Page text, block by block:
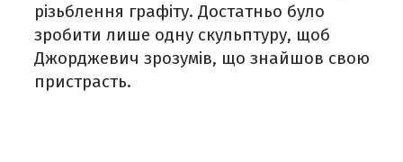
різьблення графіту. Достатньо було
зробити лише одну скульптуру, щоб
Джорджевич зрозумів, що знайшов свою
пристрасть.